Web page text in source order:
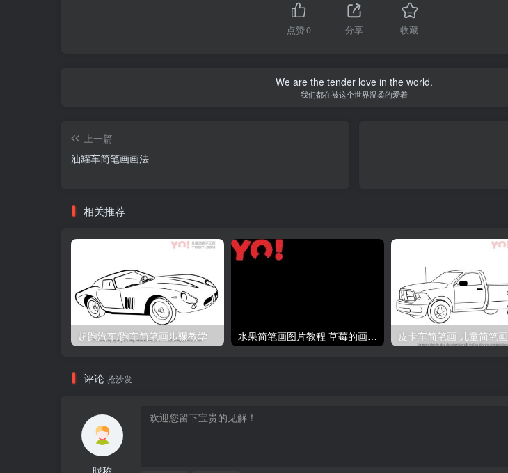
点赞0 分享 收藏
We are the tender love in the world.
我们都在被这个世界温柔的爱着
上一篇
油罐车简笔画画法
相关推荐
超跑汽车/跑车简笔画步骤教学 水果简笔画图片教程 草莓的画法分解步骤 皮卡车简笔画 儿童简笔画
评论 抢沙发
昵称